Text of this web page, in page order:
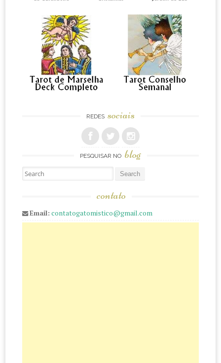
REDES sociais
PESQUISAR NO blog
Pesquisar
contato
Email: contatogatomistico@gmail.com